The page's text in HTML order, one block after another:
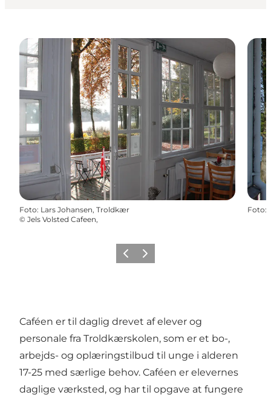
Foto: Lars Johansen, Troldkær
© Jels Volsted Cafeen,
Foto:
Forrige billede
Næste billede
Caféen er til daglig drevet af elever og
personale fra Troldkærskolen, som er et bo-,
arbejds- og oplæringstilbud til unge i alderen
17-25 med særlige behov. Caféen er elevernes
daglige værksted, og har til opgave at fungere